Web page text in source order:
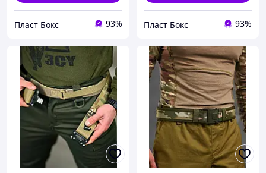
Пласт Бокс 93% Пласт Бокс 93%